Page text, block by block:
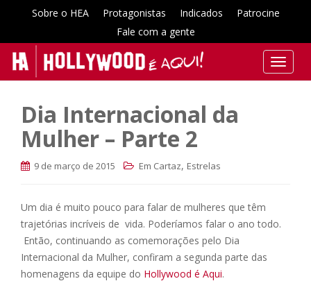
Sobre o HEA Protagonistas Indicados
Patrocine
Fale com a gente
T
o
g
Dia Internacional da
Mulher – Parte 2
9 de março de 2015 Em Cartaz, Estrelas
Um dia é muito pouco para falar de mulheres que têm
trajetórias incríveis de vida. Poderíamos falar o ano todo.
Então, continuando as comemorações pelo Dia
Internacional da Mulher, confiram a segunda parte das
homenagens da equipe do Hollywood é Aqui.